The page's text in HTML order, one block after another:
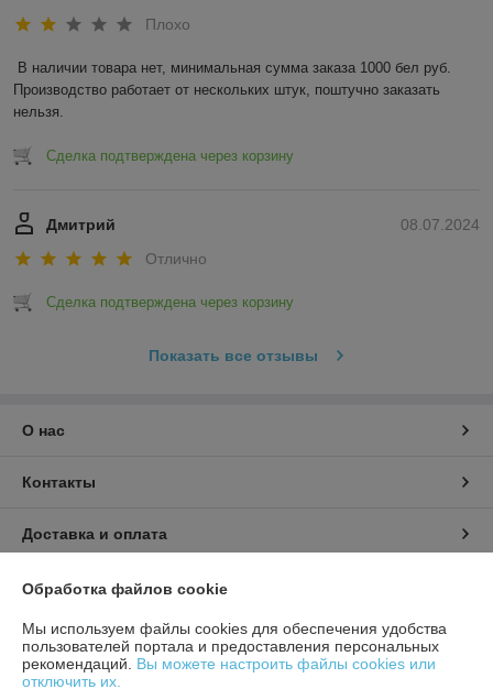
Плохо
В наличии товара нет, минимальная сумма заказа 1000 бел руб.
Производство работает от нескольких штук, поштучно заказать
нельзя.
Сделка подтверждена через корзину
08.07.2024
Дмитрий
Отлично
Сделка подтверждена через корзину
Показать все отзывы
О нас
Контакты
Доставка и оплата
График работы
Полная версия сайта
Политика обработки cookies
Обработка файлов cookie
Мы используем файлы cookies для обеспечения удобства
пользователей портала и предоставления персональных
рекомендаций. Вы можете настроить файлы cookies или
отключить их.